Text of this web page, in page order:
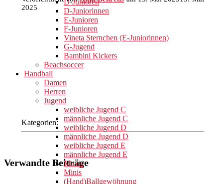
D-Junioren
D-Juniorinnen
E-Junioren
F-Junioren
Vineta Sternchen (E-Juniorinnen)
G-Jugend
Bambini Kickers
Beachsoccer
Handball
Damen
Herren
Jugend
weibliche Jugend C
männliche Jugend C
weibliche Jugend D
männliche Jugend D
weibliche Jugend E
männliche Jugend E
Maxis
Minis
(Hand)Ballgewöhnung
2025
Kategorien:
Verwandte Beiträge